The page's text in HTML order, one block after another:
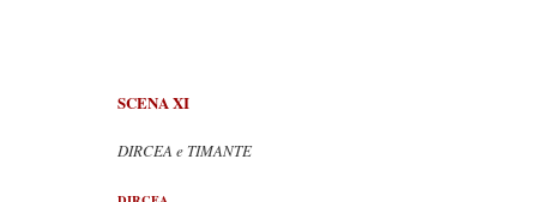
SCENA XI
DIRCEA e TIMANTE